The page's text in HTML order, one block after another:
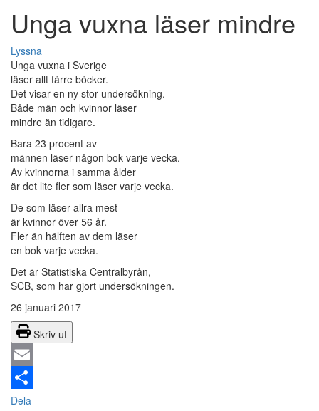
Unga vuxna läser mindre
Lyssna
Unga vuxna i Sverige
läser allt färre böcker.
Det visar en ny stor undersökning.
Både män och kvinnor läser
mindre än tidigare.
Bara 23 procent av
männen läser någon bok varje vecka.
Av kvinnorna i samma ålder
är det lite fler som läser varje vecka.
De som läser allra mest
är kvinnor över 56 år.
Fler än hälften av dem läser
en bok varje vecka.
Det är Statistiska Centralbyrån,
SCB, som har gjort undersökningen.
26 januari 2017
Skriv ut
Email
Dela